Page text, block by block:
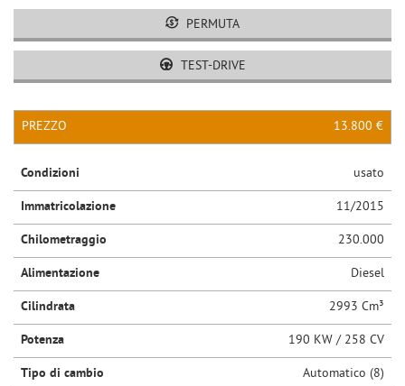
PERMUTA
TEST-DRIVE
PREZZO 13.800 €
Condizioni usato
Immatricolazione 11/2015
Chilometraggio 230.000
Alimentazione Diesel
Cilindrata 2993 Cm³
Potenza 190 KW / 258 CV
Tipo di cambio Automatico (8)